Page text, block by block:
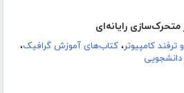
متحرک‌سازی رایانه‌ای
کامپیوتر، کتاب‌های آموزش گرافیک،